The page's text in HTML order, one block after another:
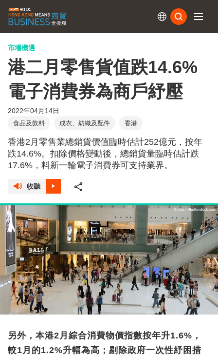
市場機遇
港二月零售貨值跌14.6%
電子消費券為商戶紓壓
2022年04月14日
食品及飲料 成衣、紡織及配件 香港
香港2月零售業總銷貨價值臨時估計252億元，按年
跌14.6%。扣除價格變動後，總銷貨量臨時估計跌
17.6%，料新一輪電子消費券可支持業界。
收聽
另外，本港2月綜合消費物價指數按年升1.6%，
較1月的1.2%升幅為高；剔除政府一次性紓困措